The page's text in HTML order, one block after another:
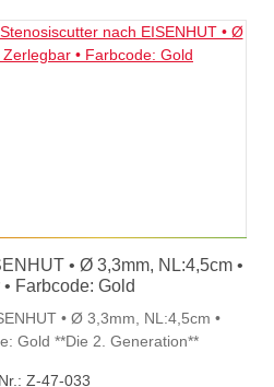
NL:4,5cm •
Zerlegbar • Farbcode: Gold
NL:4,5cm •
Zerlegbar • Farbcode: Gold **Die 2. Generation**
Z-47-033